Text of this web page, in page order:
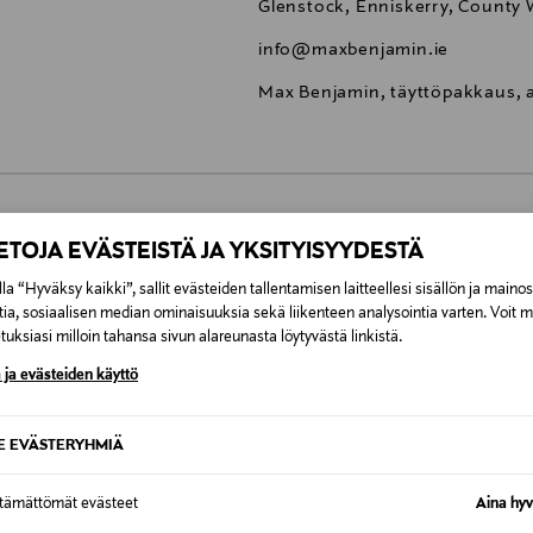
EVÄSTEISTÄ JA YKSITYISYYDESTÄ
“Hyväksy kaikki”, sallit evästeiden tallentamisen laitteellesi sisällön ja
sosiaalisen median ominaisuuksia sekä liikenteen analysointia varten. Voit
milloin tahansa sivun alareunasta löytyvästä linkistä.
ja evästeiden käyttö
EVÄSTERYHMIÄ
evästeet Aina
Glenstock, Enniskerry, County
info@maxbenjamin.ie
Max Benjamin,
0,00 €
0,00 € – 4,90 €
Alk. 6,90 €, kun toimitus on
tilaukseesi. Voit palauttaa tilaamasi tuotteen 30 vuorokauden
ilmoittaa palautuksesta etukäteen.
NÄISTÄ